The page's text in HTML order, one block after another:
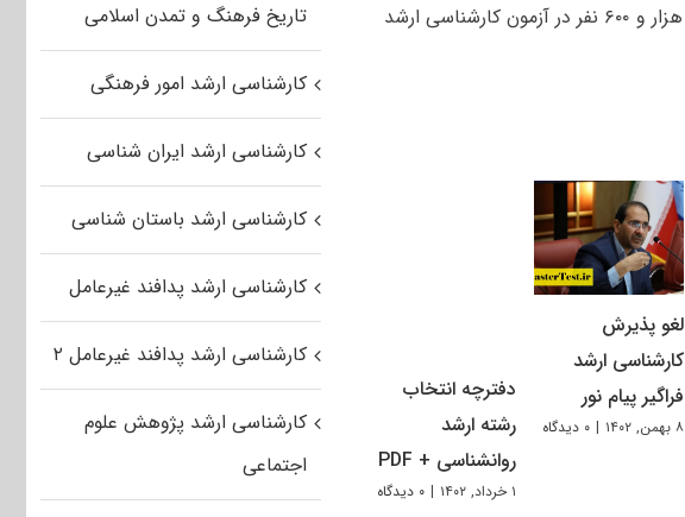
توکلی یادآور شد: تا ساعت ۱۲ امروز جمعه پنجم آبان ماه ۹۶، ۴۱ هزار و ۶۰۰ نفر در آزمون کارشناسی ارشد
لغو پذیرش
کارشناسی ارشد
فراگیر پیام نور
۸ بهمن, ۱۴۰۲ | ۰ دیدگاه
دفترچه انتخاب
رشته ارشد
روانشناسی + PDF
۱ خرداد, ۱۴۰۲ | ۰ دیدگاه
تاریخ فرهنگ و تمدن اسلامی
کارشناسی ارشد امور فرهنگی
کارشناسی ارشد ایران شناسی
کارشناسی ارشد باستان شناسی
کارشناسی ارشد پدافند غیرعامل
کارشناسی ارشد پدافند غیرعامل ۲
کارشناسی ارشد پژوهش علوم
اجتماعی